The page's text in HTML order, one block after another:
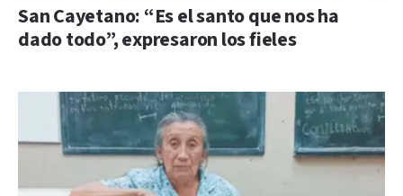
San Cayetano: “Es el santo que nos ha
dado todo”, expresaron los fieles